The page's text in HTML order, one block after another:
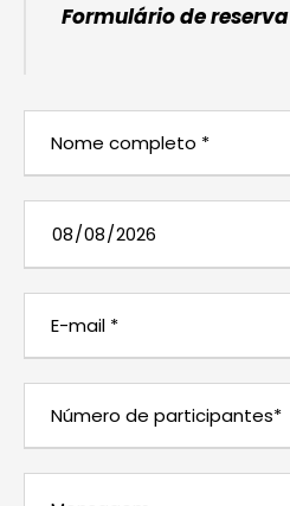
Formulário de reserva